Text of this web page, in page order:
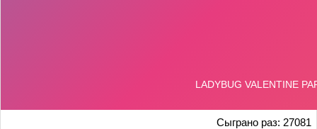
Сыграно раз: 27081